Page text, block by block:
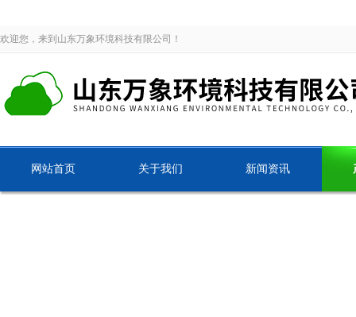
欢迎您，来到山东万象环境科技有限公司！
网站首页 关于我们 新闻资讯